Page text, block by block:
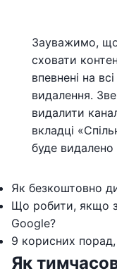
Зауважимо,
сховати
впевнені на
видалення.
видалити
вкладці
буде
Як безкоштовно
Що робити, якщо
Google?
9 корисних
Як